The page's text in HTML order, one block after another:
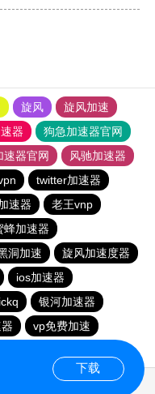
旋风
旋风加速
器
狗急加速器官网
速器官网
风驰加速器
twitter加速器
速器
老王vnp
蜂加速器
洞加速
旋风加速度器
ios加速器
银河加速器
vp免费加速
下载